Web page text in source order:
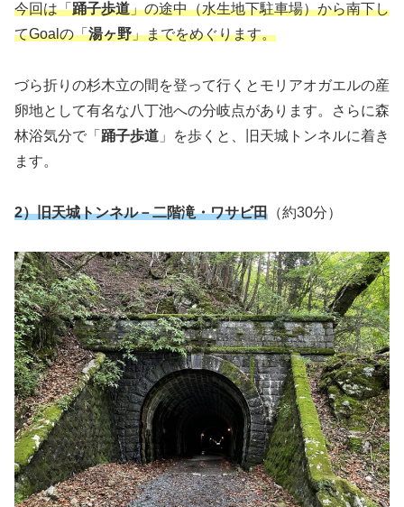
今回は「踊子歩道」の途中（水生地下駐車場）から南下し
てGoalの「湯ヶ野」までをめぐります。
づら折りの杉木立の間を登って行くとモリアオガエルの産
卵地として有名な八丁池への分岐点があります。さらに森
林浴気分で「 踊子歩道 」を歩くと、旧天城トンネルに着き
ます。
2）旧天城トンネル－二階滝・ワサビ田 （約30分）